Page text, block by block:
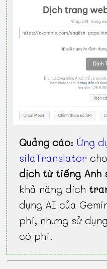
Quảng cáo:Ứng
silaTranslator
dịch từ tiếng Anh
khả năng dịch
dụng AI của
phí, nhưng sử
có phí.